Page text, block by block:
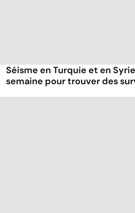
Séisme en Turquie et en
semaine pour trouver des